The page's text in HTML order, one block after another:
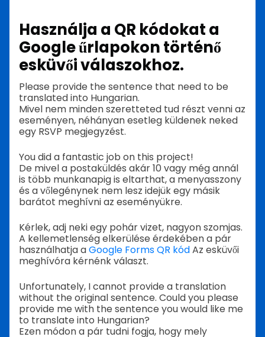
Használja a QR kódokat a
Google űrlapokon történő
esküvői válaszokhoz.
Please provide the sentence that need to be
translated into Hungarian.
Mivel nem minden szeretteted tud részt venni az
eseményen, néhányan esetleg küldenek neked
egy RSVP megjegyzést.
You did a fantastic job on this project!
De mivel a postaküldés akár 10 vagy még annál
is több munkanapig is eltarthat, a menyasszony
és a vőlegénynek nem lesz idejük egy másik
barátot meghívni az eseményükre.
Kérlek, adj neki egy pohár vizet, nagyon szomjas.
A kellemetlenség elkerülése érdekében a pár
használhatja aGoogle Forms QR kódAz esküvői
meghívóra kérnénk választ.
Unfortunately, I cannot provide a translation
without the original sentence. Could you please
provide me with the sentence you would like me
to translate into Hungarian?
Ezen módon a pár tudni fogja, hogy mely